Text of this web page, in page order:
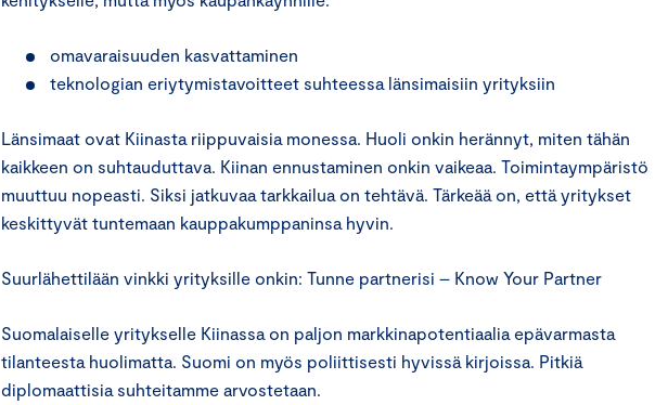
omavaraisuuden kasvattaminen
teknologian eriytymistavoitteet suhteessa länsimaisiin yrityksiin
Länsimaat ovat Kiinasta riippuvaisia monessa. Huoli onkin herännyt, miten tähän
kaikkeen on suhtauduttava. Kiinan ennustaminen onkin vaikeaa. Toimintaympäristö
muuttuu nopeasti. Siksi jatkuvaa tarkkailua on tehtävä. Tärkeää on, että yritykset
keskittyvät tuntemaan kauppakumppaninsa hyvin.
Suurlähettilään vinkki yrityksille onkin: Tunne partnerisi – Know Your Partner
Suomalaiselle yritykselle Kiinassa on paljon markkinapotentiaalia epävarmasta
tilanteesta huolimatta. Suomi on myös poliittisesti hyvissä kirjoissa. Pitkiä
diplomaattisia suhteitamme arvostetaan.